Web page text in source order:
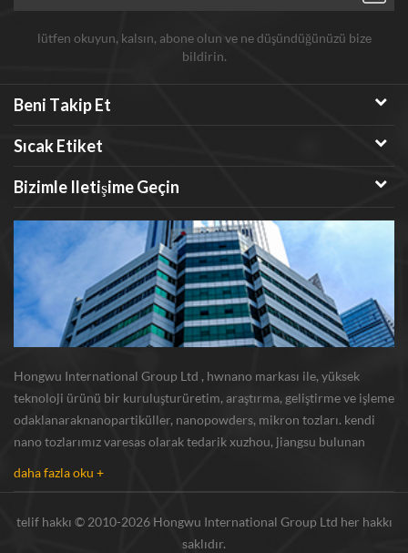
lütfen okuyun, kalsın, abone olun ve ne düşündüğünüzü bize
bildirin.
Beni Takip Et
Sıcak Etiket
Bizimle Iletişime Geçin
Hongwu International Group Ltd , hwnano markası ile, yüksek
teknoloji ürünü bir kuruluşturüretim, araştırma, geliştirme ve işleme
odaklanaraknanopartiküller, nanopowders, mikron tozları. kendi
nano tozlarımız varesas olarak tedarik xuzhou, jiangsu bulunan
daha fazla oku +
telif hakkı © 2010-2026 Hongwu International Group Ltd her hakkı
saklıdır.